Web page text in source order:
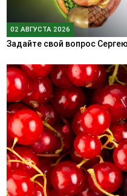
02 АВГУСТА 2026
Задайте свой вопрос